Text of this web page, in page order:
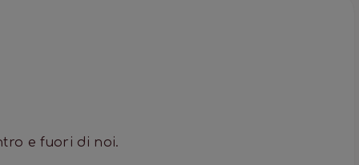
e fuori di noi.